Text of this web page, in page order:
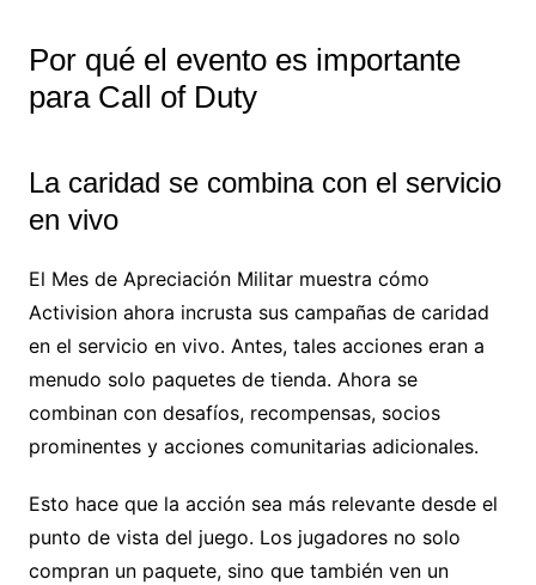
Por qué el evento es importante
para Call of Duty
La caridad se combina con el servicio
en vivo
El Mes de Apreciación Militar muestra cómo
Activision ahora incrusta sus campañas de caridad
en el servicio en vivo. Antes, tales acciones eran a
menudo solo paquetes de tienda. Ahora se
combinan con desafíos, recompensas, socios
prominentes y acciones comunitarias adicionales.
Esto hace que la acción sea más relevante desde el
punto de vista del juego. Los jugadores no solo
compran un paquete, sino que también ven un